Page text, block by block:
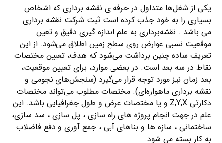
یکی از شغل‌ها متداول در حرفه ی نقشه برداری که اشخاص
بسیاری را به خود جذب کرده است ثبت شرکت نقشه برداری
می باشد . نقشه‌برداری به علم اندازه ‌گیری دقیق و تعین
موقعیت نسبی عوارض روی سطح زمین اطلاق می‌شود. از این
تعریف ساده چنین برداشت می‌شود که هدف، تعیین مختصات
نقاط در سه بعد است. در بعضی موارد، برای تعیین موقعیت،
بعد زمان نیز مورد توجه قرار می‌گیرد (سنجش‌های نجومی و
نقشه برداری ماهواره‌ای). مختصات مطلوب می‌تواند مختصات
دکارتی Z,Y,X و یا مختصات عرض و طول جغرافیایی باشد. این
علم در جهت انجام پروژه های راه سازی ، پل سازی ، سد سازی،
ساختمانی ، سازه ها و بناهای آبی ، جمع آوری و دفع فاضلاب
به کار بسته می شود.